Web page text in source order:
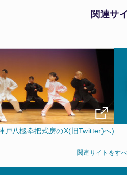
関連サ
戸八極拳把式房のX(旧Twitter)へ)
関連サイトをす